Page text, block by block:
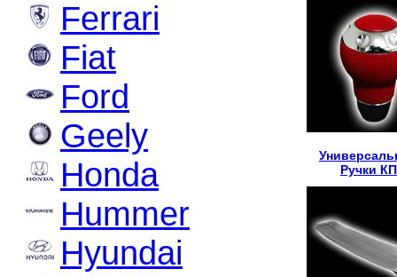
Ferrari
Fiat
Ford
Geely
Honda
Hummer
Hyundai
Ручки